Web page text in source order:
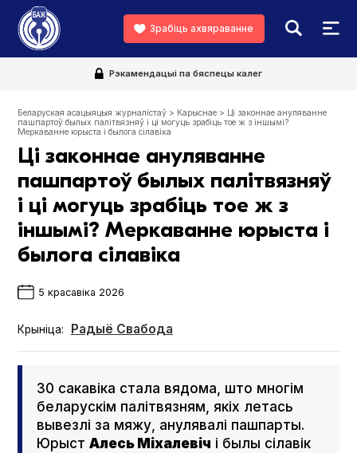
Зрабіць ахвяраванне
Рэкамендацыі па бяспецы калег
Беларуская асацыяцыя журналістаў > Карыснае > Ці законнае ануляванне
пашпартоў былых палітвязняў і ці могуць зрабіць тое ж з іншымі?
Меркаванне юрыста і былога сілавіка
Ці законнае ануляванне
пашпартоў былых палітвязняў
і ці могуць зрабіць тое ж з
іншымі? Меркаванне юрыста і
былога сілавіка
5 красавіка 2026
Крыніца: Радыё Свабода
30 сакавіка стала вядома, што многім
беларускім палітвязням, якіх летась
вывезлі за мяжу, анулявалі пашпарты.
ЮрыстАлесь Міхалевіч і былы сілавік